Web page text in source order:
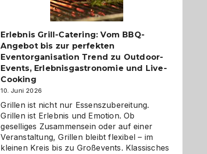
zu
entdecken
Erlebnis Grill-Catering: Vom BBQ-
Angebot bis zur perfekten
Eventorganisation Trend zu Outdoor-
Events, Erlebnisgastronomie und Live-
Cooking
10. Juni 2026
Grillen ist nicht nur Essenszubereitung.
Grillen ist Erlebnis und Emotion. Ob
geselliges Zusammensein oder auf einer
Veranstaltung, Grillen bleibt flexibel – im
kleinen Kreis bis zu Großevents. Klassisches